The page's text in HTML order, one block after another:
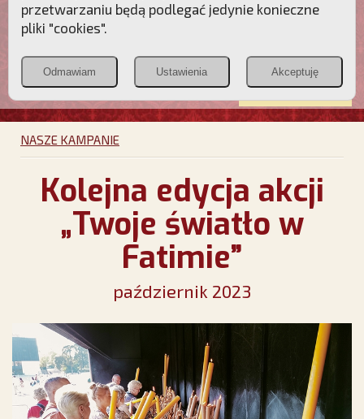
Polonia
Christiana
PCh24.pl
Przymierze
POZNAJ APOSTOLAT FATIMY WESPRZYJ
NAS
NASZE KAMPANIE
Kolejna edycja akcji
„Twoje światło w
Fatimie”
październik 2023
przetwarzaniu będą podlegać jedynie konieczne
pliki "cookies".
Odmawiam Ustawienia Akceptuję